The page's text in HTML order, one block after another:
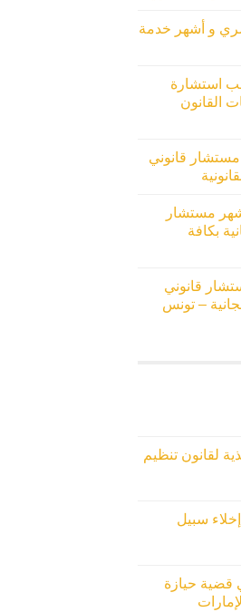
و أشهر خدمة
استشارة
القانون
قانوني
مستشار
بكافة
قانوني
– تونس
لقانون تنظيم
سبيل
قضية حيازة